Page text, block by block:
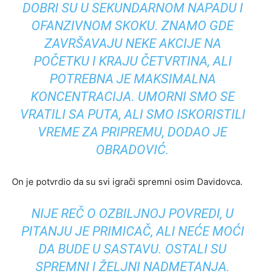
DOBRI SU U SEKUNDARNOM NAPADU I
OFANZIVNOM SKOKU. ZNAMO GDE
ZAVRŠAVAJU NEKE AKCIJE NA
POČETKU I KRAJU ČETVRTINA, ALI
POTREBNA JE MAKSIMALNA
KONCENTRACIJA. UMORNI SMO SE
VRATILI SA PUTA, ALI SMO ISKORISTILI
VREME ZA PRIPREMU, DODAO JE
OBRADOVIĆ.
On je potvrdio da su svi igrači spremni osim Davidovca.
NIJE REČ O OZBILJNOJ POVREDI, U
PITANJU JE PRIMICAČ, ALI NEĆE MOĆI
DA BUDE U SASTAVU. OSTALI SU
SPREMNI I ŽELJNI NADMETANJA.